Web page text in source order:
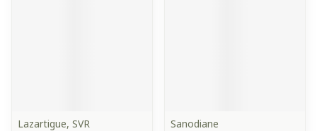
Lazartigue, SVR
Sanodiane